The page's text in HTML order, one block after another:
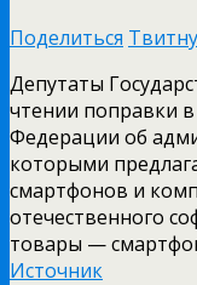
Поделиться
Депутаты
чтении поправки в
Федерации об
которыми
смартфонов и
отечественного
товары —
Источник